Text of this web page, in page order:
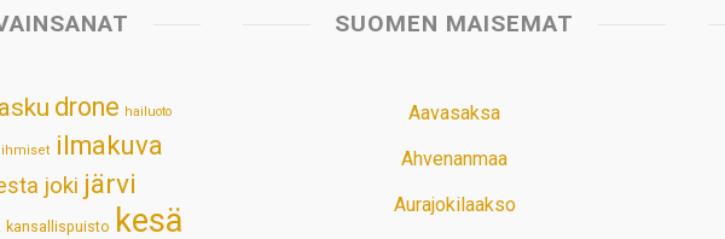
drone hailuoto
ihmiset ilmakuva
joki järvi
kansallispuisto kesä
SUOMEN MAISEMAT
Aavasaksa
Ahvenanmaa
Aurajokilaakso